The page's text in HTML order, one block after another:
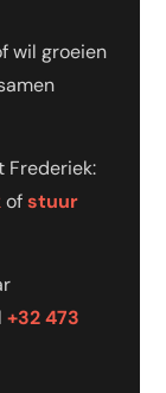
wil groeien
Frederiek:
ofstuur
+32 473